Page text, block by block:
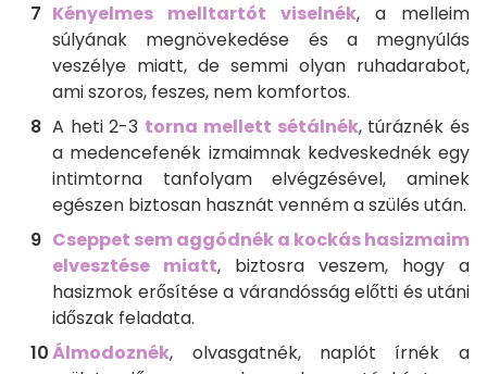
Kényelmes melltartót viselnék, a melleim
súlyának megnövekedése és a megnyúlás
veszélye miatt, de semmi olyan ruhadarabot,
ami szoros, feszes, nem komfortos.
A heti 2-3 torna mellett sétálnék, túráznék és
a medencefenék izmaimnak kedveskednék egy
intimtorna tanfolyam elvégzésével, aminek
egészen biztosan hasznát venném a szülés után.
Cseppet sem aggódnék a kockás hasizmaim
elvesztése miatt, biztosra veszem, hogy a
hasizmok erősítése a várandósság előtti és utáni
időszak feladata.
Álmodoznék, olvasgatnék,
naplót írnék a